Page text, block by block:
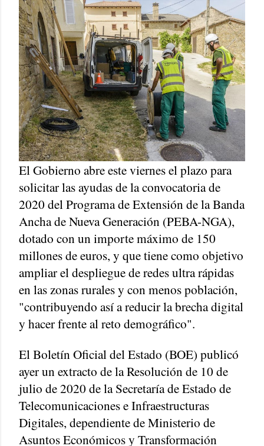
El Gobierno abre este viernes el plazo para
solicitar las ayudas de la convocatoria de
2020 del Programa de Extensión de la Banda
Ancha de Nueva Generación (PEBA-NGA),
dotado con un importe máximo de 150
millones de euros, y que tiene como objetivo
ampliar el despliegue de redes ultra rápidas
en las zonas rurales y con menos población,
"contribuyendo así a reducir la brecha digital
y hacer frente al reto demográfico".
El Boletín Oficial del Estado (BOE) publicó
ayer un extracto de la Resolución de 10 de
julio de 2020 de la Secretaría de Estado de
Telecomunicaciones e Infraestructuras
Digitales, dependiente de Ministerio de
Asuntos Económicos y Transformación